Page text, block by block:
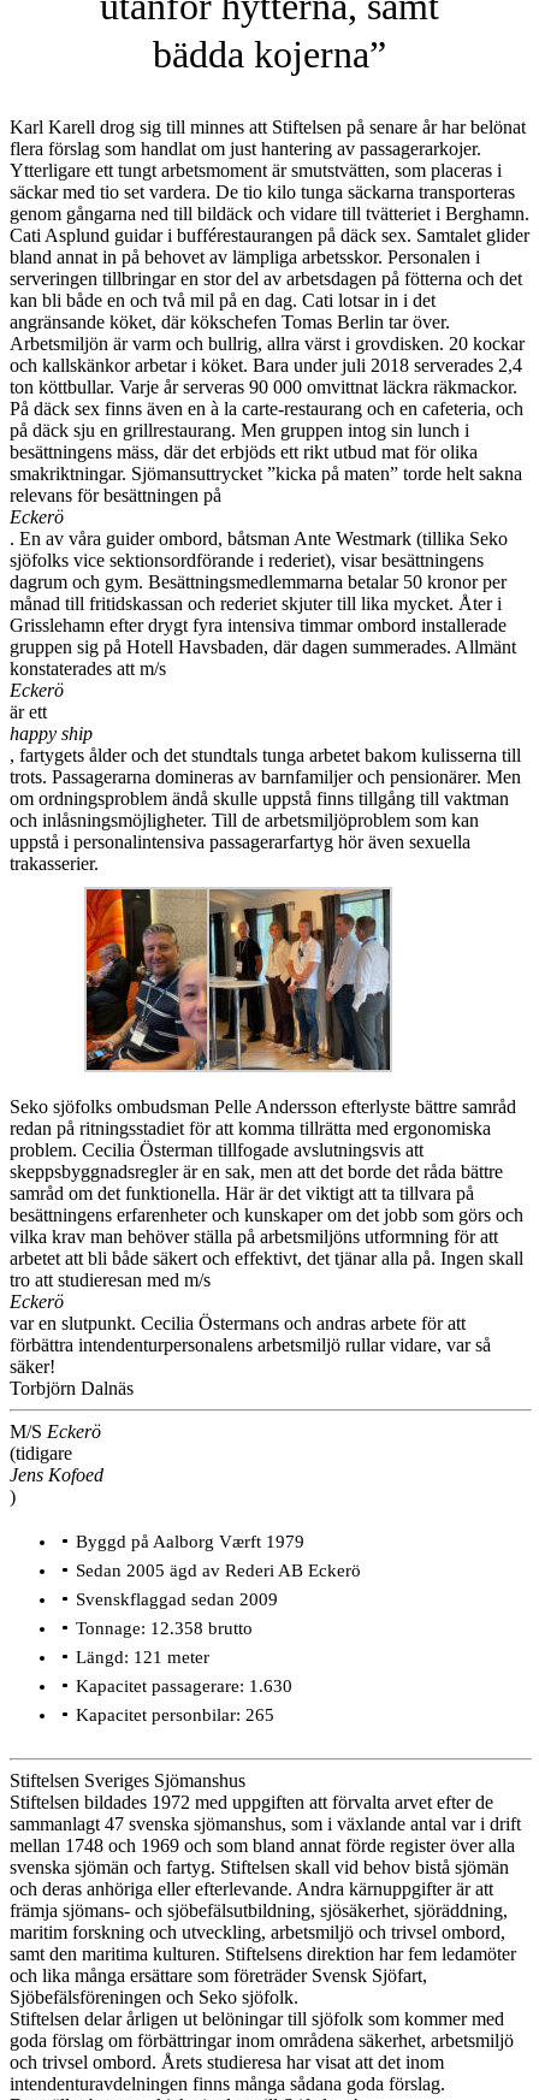
bädda kojerna”
Karl Karell drog sig till minnes att Stiftelsen på senare år har belönat
flera förslag som handlat om just hantering av passagerarkojer.
Ytterligare ett tungt arbetsmoment är smutstvätten, som placeras i
säckar med tio set vardera. De tio kilo tunga säckarna transporteras
genom gångarna ned till bildäck och vidare till tvätteriet i Berghamn.
Cati Asplund guidar i bufférestaurangen på däck sex. Samtalet glider
bland annat in på behovet av lämpliga arbetsskor. Personalen i
serveringen tillbringar en stor del av arbetsdagen på fötterna och det
kan bli både en och två mil på en dag. Cati lotsar in i det
angränsande köket, där kökschefen Tomas Berlin tar över.
Arbetsmiljön är varm och bullrig, allra värst i grovdisken. 20 kockar
och kallskänkor arbetar i köket. Bara under juli 2018 serverades 2,4
ton köttbullar. Varje år serveras 90 000 omvittnat läckra räkmackor.
På däck sex finns även en à la carte-restaurang och en cafeteria, och
på däck sju en grillrestaurang. Men gruppen intog sin lunch i
besättningens mäss, där det erbjöds ett rikt utbud mat för olika
smakriktningar. Sjömansuttrycket ”kicka på maten” torde helt sakna
relevans för besättningen på
Eckerö
. En av våra guider ombord, båtsman Ante Westmark (tillika Seko
sjöfolks vice sektionsordförande i rederiet), visar besättningens
dagrum och gym. Besättningsmedlemmarna betalar 50 kronor per
månad till fritidskassan och rederiet skjuter till lika mycket. Åter i
Grisslehamn efter drygt fyra intensiva timmar ombord installerade
gruppen sig på Hotell Havsbaden, där dagen summerades. Allmänt
konstaterades att m/s
Eckerö
är ett
happy ship
, fartygets ålder och det stundtals tunga arbetet bakom kulisserna till
trots. Passagerarna domineras av barnfamiljer och pensionärer. Men
om ordningsproblem ändå skulle uppstå finns tillgång till vaktman
och inlåsningsmöjligheter. Till de arbetsmiljöproblem som kan
uppstå i personalintensiva passagerarfartyg hör även sexuella
trakasserier.
Seko sjöfolks ombudsman Pelle Andersson efterlyste bättre samråd
redan på ritningsstadiet för att komma tillrätta med ergonomiska
problem. Cecilia Österman tillfogade avslutningsvis att
skeppsbyggnadsregler är en sak, men att det borde det råda bättre
samråd om det funktionella. Här är det viktigt att ta tillvara på
besättningens erfarenheter och kunskaper om det jobb som görs och
vilka krav man behöver ställa på arbetsmiljöns utformning för att
arbetet att bli både säkert och effektivt, det tjänar alla på. Ingen skall
tro att studieresan med m/s
Eckerö
var en slutpunkt. Cecilia Östermans och andras arbete för att
förbättra intendenturpersonalens arbetsmiljö rullar vidare, var så
säker!
Torbjörn Dalnäs
M/S Eckerö
(tidigare
Jens Kofoed
)
Byggd på Aalborg Værft 1979
Sedan 2005 ägd av Rederi AB Eckerö
Svenskflaggad sedan 2009
Tonnage: 12.358 brutto
Längd: 121 meter
Kapacitet passagerare: 1.630
Kapacitet personbilar: 265
Stiftelsen Sveriges Sjömanshus
Stiftelsen bildades 1972 med uppgiften att förvalta arvet efter de
sammanlagt 47 svenska sjömanshus, som i växlande antal var i drift
mellan 1748 och 1969 och som bland annat förde register över alla
svenska sjömän och fartyg. Stiftelsen skall vid behov bistå sjömän
och deras anhöriga eller efterlevande. Andra kärnuppgifter är att
främja sjömans- och sjöbefälsutbildning, sjösäkerhet, sjöräddning,
maritim forskning och utveckling, arbetsmiljö och trivsel ombord,
samt den maritima kulturen. Stiftelsens direktion har fem ledamöter
och lika många ersättare som företräder Svensk Sjöfart,
Sjöbefälsföreningen och Seko sjöfolk.
Stiftelsen delar årligen ut belöningar till sjöfolk som kommer med
goda förslag om förbättringar inom områdena säkerhet, arbetsmiljö
och trivsel ombord. Årets studieresa har visat att det inom
intendenturavdelningen finns många sådana goda förslag.